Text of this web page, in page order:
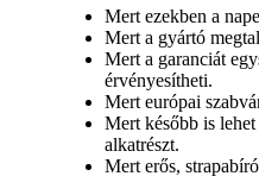
Mert ezekben a
Mert a gyártó
Mert a garanciát
érvényesítheti.
Mert európai
Mert később is
alkatrészt.
Mert erős,